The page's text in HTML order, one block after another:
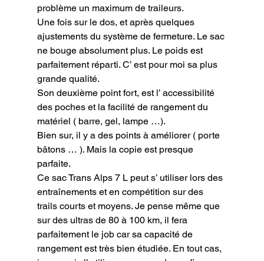
problème un maximum de traileurs.
Une fois sur le dos, et après quelques
ajustements du système de fermeture. Le sac
ne bouge absolument plus. Le poids est
parfaitement réparti. C’ est pour moi sa plus
grande qualité.
Son deuxième point fort, est l’ accessibilité
des poches et la facilité de rangement du
matériel ( barre, gel, lampe …).
Bien sur, il y a des points à améliorer ( porte
bâtons … ). Mais la copie est presque
parfaite.
Ce sac Trans Alps 7 L peut s’ utiliser lors des
entraînements et en compétition sur des
trails courts et moyens. Je pense même que
sur des ultras de 80 à 100 km, il fera
parfaitement le job car sa capacité de
rangement est très bien étudiée. En tout cas,